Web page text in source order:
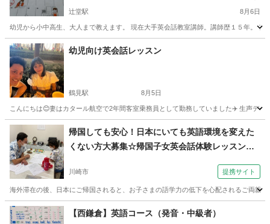
からOK。TOEIC対策、対面でも。小学生から大人
まで 英会話、英検５級から準１級、TOEIC初級
者まで教えます
辻堂駅 8月6日
幼児から小中高生、大人まで教えます。 現在大手英会話教室講師。講師歴１５年。
神奈川 藤沢市 辻堂駅 英検
幼児向け英会話レッスン
鶴見駅 8月5日
こんにちは😊妻はカタール航空で2年間客室乗務員として勤務していました✈️ 生声デ
神奈川 横浜市 鶴見駅 英語 幼児
帰国しても安心！日本にいても英語環境を変えた
くない方大募集☆帰国子女英会話体験レッスン
川崎市 提携サイト
海外滞在の後、日本にご帰国されると、お子さまの語学力の低下を心配されるご両親
神奈川 川崎市 英会話
【西鎌倉】英語コース（発音・中級者）